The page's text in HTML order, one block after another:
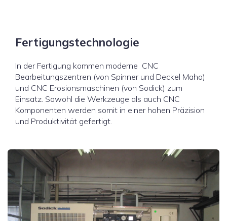
Fertigungstechnologie
In der Fertigung kommen moderne CNC
Bearbeitungszentren (von Spinner und Deckel Maho)
und CNC Erosionsmaschinen (von Sodick) zum
Einsatz. Sowohl die Werkzeuge als auch CNC
Komponenten werden somit in einer hohen Präzision
und Produktivität gefertigt.